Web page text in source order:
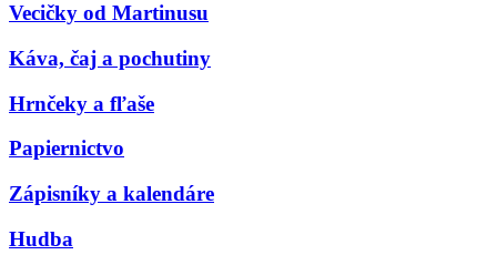
Vecičky od Martinusu
Káva, čaj a pochutiny
Hrnčeky a fľaše
Papiernictvo
Zápisníky a kalendáre
Hudba